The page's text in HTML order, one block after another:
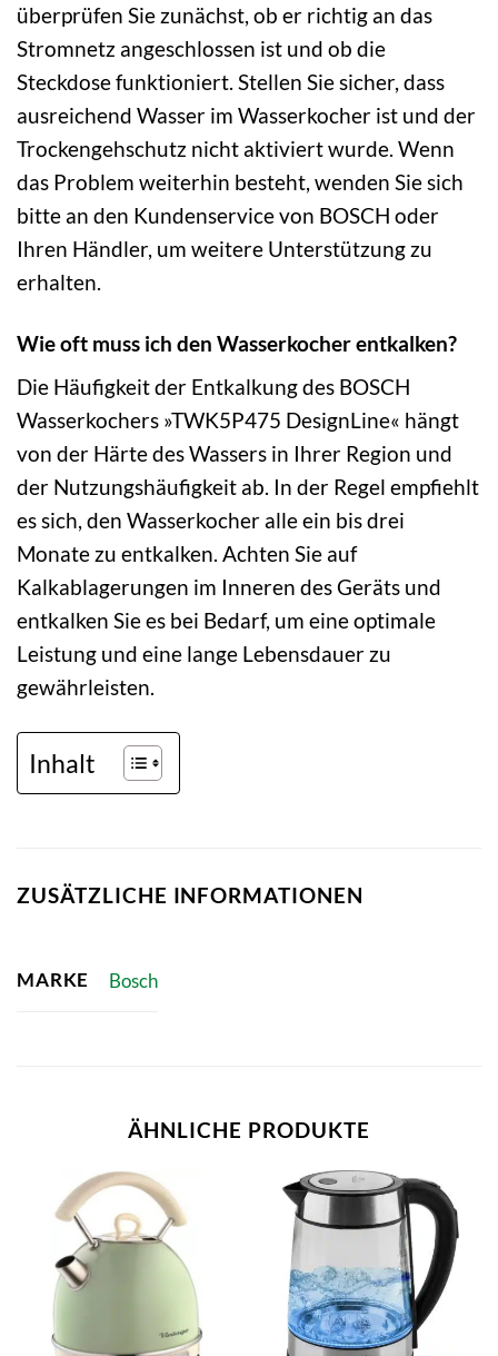
überprüfen Sie zunächst, ob er richtig an das
Stromnetz angeschlossen ist und ob die
Steckdose funktioniert. Stellen Sie sicher, dass
ausreichend Wasser im Wasserkocher ist und der
Trockengehschutz nicht aktiviert wurde. Wenn
das Problem weiterhin besteht, wenden Sie sich
bitte an den Kundenservice von BOSCH oder
Ihren Händler, um weitere Unterstützung zu
erhalten.
Wie oft muss ich den Wasserkocher entkalken?
Die Häufigkeit der Entkalkung des BOSCH
Wasserkochers »TWK5P475 DesignLine« hängt
von der Härte des Wassers in Ihrer Region und
der Nutzungshäufigkeit ab. In der Regel empfiehlt
es sich, den Wasserkocher alle ein bis drei
Monate zu entkalken. Achten Sie auf
Kalkablagerungen im Inneren des Geräts und
entkalken Sie es bei Bedarf, um eine optimale
Leistung und eine lange Lebensdauer zu
gewährleisten.
Inhalt
ZUSÄTZLICHE INFORMATIONEN
MARKE Bosch
ÄHNLICHE PRODUKTE